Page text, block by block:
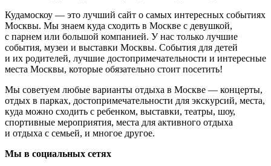
Кудамоскоу — это лучший сайт о самых интересных событиях
Москвы. Мы знаем куда сходить в Москве с девушкой,
с парнем или большой компанией. У нас только лучшие
события, музеи и выставки Москвы. События для детей
и их родителей, лучшие достопримечательности и интересные
места Москвы, которые обязательно стоит посетить!
Мы советуем любые варианты отдыха в Москве — концерты,
отдых в парках, достопримечательности для экскурсий, места,
куда можно сходить с ребенком, выставки, театры, шоу,
спортивные мероприятия, места для активного отдыха
и отдыха с семьей, и многое другое.
Мы в социальных сетях